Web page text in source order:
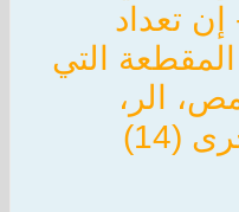
تعداد
التي
الر،
...الخ) تمثل هي الأخرى (14)